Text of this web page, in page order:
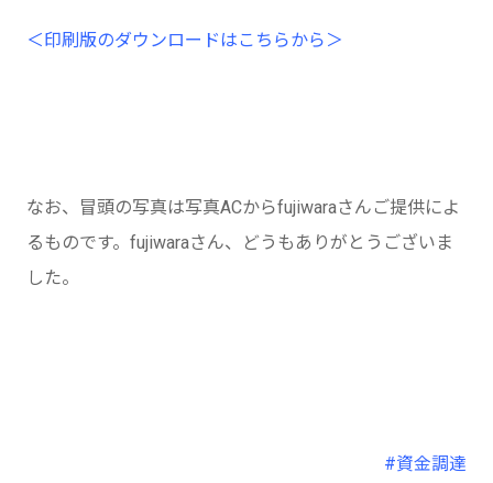
＜印刷版のダウンロードはこちらから＞
なお、冒頭の写真は写真ACからfujiwaraさんご提供によ
るものです。fujiwaraさん、どうもありがとうございま
した。
#資金調達